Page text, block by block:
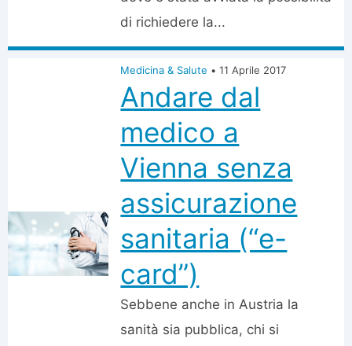
di richiedere la...
Medicina & Salute • 11 Aprile 2017
Andare dal
medico a
Vienna senza
assicurazione
sanitaria (“e-
card”)
Sebbene anche in Austria la
sanità sia pubblica, chi si